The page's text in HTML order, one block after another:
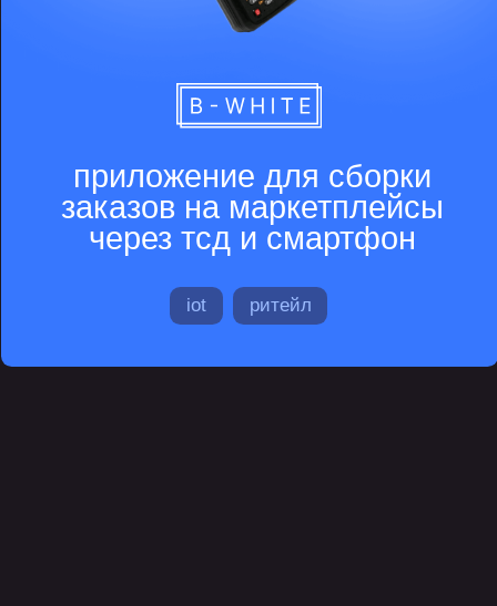
внутреннего сервиса